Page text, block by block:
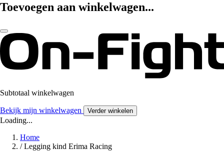
Toevoegen aan winkelwagen...
Subtotaal winkelwagen
Bekijk mijn winkelwagen Verder winkelen
Loading...
Home
/ Legging kind Erima Racing